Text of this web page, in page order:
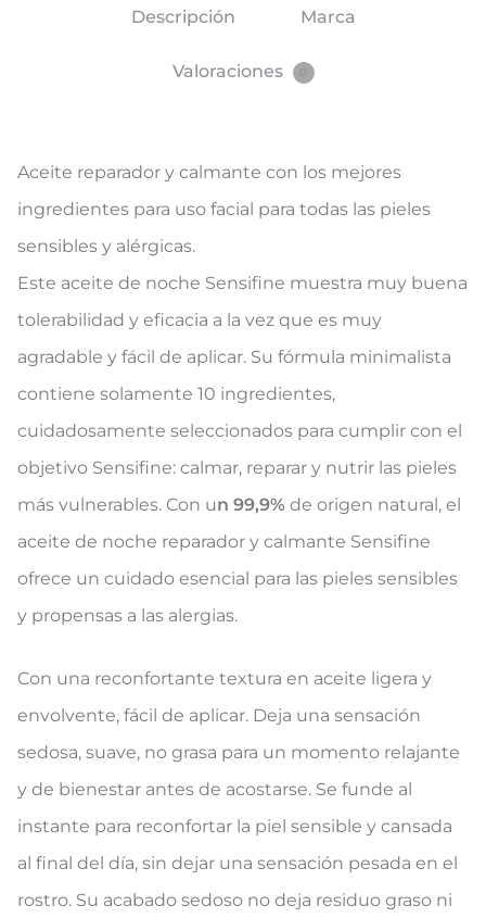
Descripción Marca
Valoraciones
Aceite reparador y calmante con los mejores
ingredientes para uso facial para todas las pieles
sensibles y alérgicas.
Este aceite de noche Sensifine muestra muy buena
tolerabilidad y eficacia a la vez que es muy
agradable y fácil de aplicar. Su fórmula minimalista
contiene solamente 10 ingredientes,
cuidadosamente seleccionados para cumplir con el
objetivo Sensifine: calmar, reparar y nutrir las pieles
más vulnerables. Con un 99,9% de origen natural, el
aceite de noche reparador y calmante Sensifine
ofrece un cuidado esencial para las pieles sensibles
y propensas a las alergias.
Con una reconfortante textura en aceite ligera y
envolvente, fácil de aplicar. Deja una sensación
sedosa, suave, no grasa para un momento relajante
y de bienestar antes de acostarse. Se funde al
instante para reconfortar la piel sensible y cansada
al final del día, sin dejar una sensación pesada en el
rostro. Su acabado sedoso no deja residuo graso ni